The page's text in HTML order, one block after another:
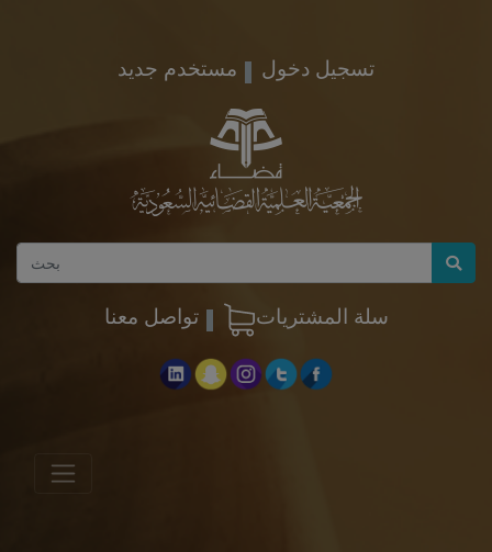
مستخدم جديد تسجيل دخول
تواصل معنا سلة المشتريات